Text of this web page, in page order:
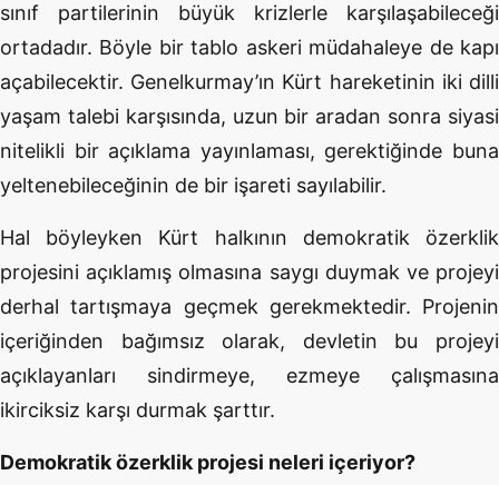
sınıf partilerinin büyük krizlerle karşılaşabileceği
ortadadır. Böyle bir tablo askeri müdahaleye de kapı
açabilecektir. Genelkurmay’ın Kürt hareketinin iki dilli
yaşam talebi karşısında, uzun bir aradan sonra siyasi
nitelikli bir açıklama yayınlaması, gerektiğinde buna
yeltenebileceğinin de bir işareti sayılabilir.
Hal böyleyken Kürt halkının demokratik özerklik
projesini açıklamış olmasına saygı duymak ve projeyi
derhal tartışmaya geçmek gerekmektedir. Projenin
içeriğinden bağımsız olarak, devletin bu projeyi
açıklayanları sindirmeye, ezmeye çalışmasına
ikirciksiz karşı durmak şarttır.
Demokratik özerklik projesi neleri içeriyor?